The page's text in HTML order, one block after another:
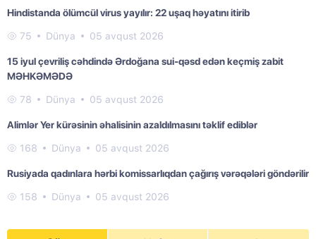
Hindistanda ölümcül virus yayılır: 22 uşaq həyatını itirib
75 Dünya 05 avqust 2026
15 iyul çevriliş cəhdində Ərdoğana sui-qəsd edən keçmiş zabit
MƏHKƏMƏDƏ
78 Dünya 05 avqust 2026
Alimlər Yer kürəsinin əhalisinin azaldılmasını təklif ediblər
168 Dünya 05 avqust 2026
Rusiyada qadınlara hərbi komissarlıqdan çağırış vərəqələri göndərilir
158 Dünya 05 avqust 2026